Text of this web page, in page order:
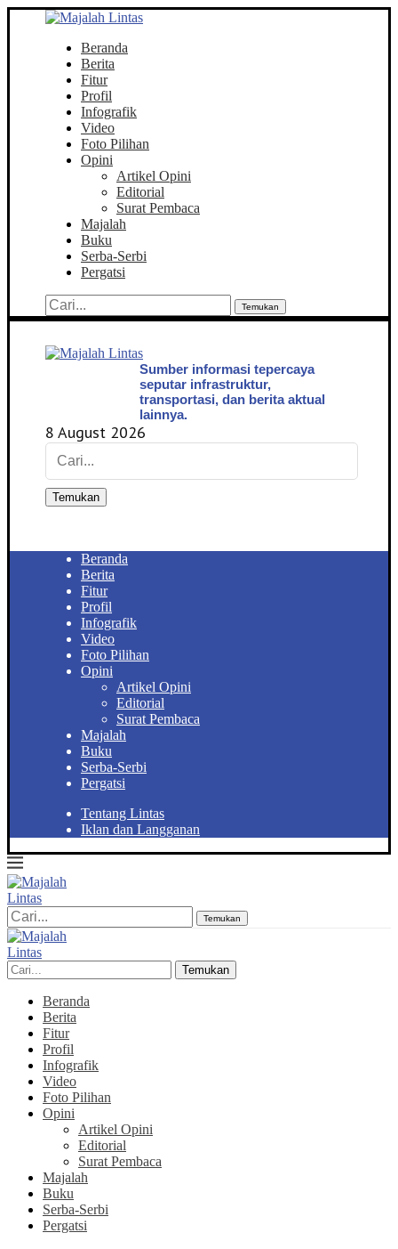
Beranda
Berita
Fitur
Profil
Infografik
Video
Foto Pilihan
Opini
Artikel Opini
Editorial
Surat Pembaca
Majalah
Buku
Serba-Serbi
Pergatsi
Temukan
Sumber informasi tepercaya
seputar infrastruktur,
transportasi, dan berita aktual
lainnya.
8 August 2026
Temukan
Beranda
Berita
Fitur
Profil
Infografik
Video
Foto Pilihan
Opini
Artikel Opini
Editorial
Surat Pembaca
Majalah
Buku
Serba-Serbi
Pergatsi
Tentang Lintas
Iklan dan Langganan
Temukan
Temukan
Beranda
Berita
Fitur
Profil
Infografik
Video
Foto Pilihan
Opini
Artikel Opini
Editorial
Surat Pembaca
Majalah
Buku
Serba-Serbi
Pergatsi